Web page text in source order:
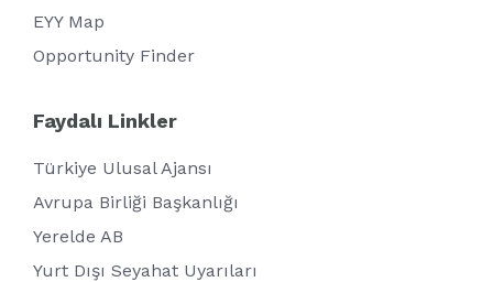
EYY Map
Opportunity Finder
Faydalı Linkler
Türkiye Ulusal Ajansı
Avrupa Birliği Başkanlığı
Yerelde AB
Yurt Dışı Seyahat Uyarıları